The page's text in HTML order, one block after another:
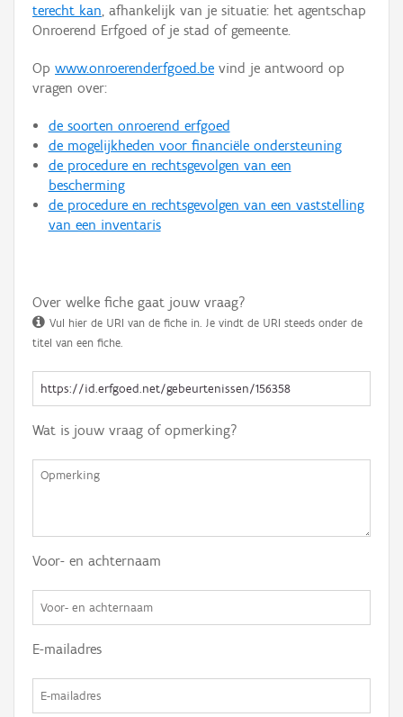
Aanmelden
terecht kan, afhankelijk van je situatie: het agentschap
Onroerend Erfgoed of je stad of gemeente.
Op www.onroerenderfgoed.be vind je antwoord op
vragen over:
de soorten onroerend erfgoed
de mogelijkheden voor financiële ondersteuning
de procedure en rechtsgevolgen van een
bescherming
de procedure en rechtsgevolgen van een vaststelling
van een inventaris
Over welke fiche gaat jouw vraag?
Vul hier de URI van de fiche in. Je vindt de URI steeds onder de
titel van een fiche.
Wat is jouw vraag of opmerking?
Voor- en achternaam
E-mailadres